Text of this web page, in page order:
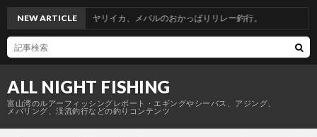
ALL NIGHT FISHING
富山湾のルアーフィッシングレポート・エギングやシーバス、アジング、
メバリング、渓流釣行などの釣りコンテンツ
NEW ARTICLE
らのヤリイカ、メバルのおかっぱりリレー釣行。